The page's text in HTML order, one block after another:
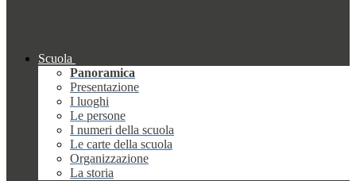
Scuola
Panoramica
Presentazione
I luoghi
Le persone
I numeri della scuola
Le carte della scuola
Organizzazione
La storia